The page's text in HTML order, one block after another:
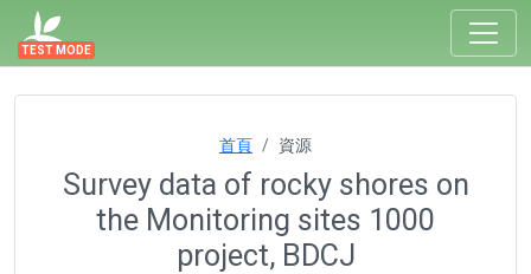
TEST MODE
首頁 資源
Survey data of rocky shores on
the Monitoring sites 1000
project, BDCJ